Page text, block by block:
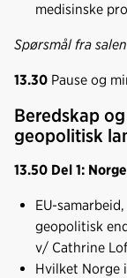
medisinske
Spørsmål fra salen
13.30 Pause og
Beredskap
geopolitisk
13.50 Del 1:
EU-
geopolitisk
v/ Cathrine
Hvilket Norge